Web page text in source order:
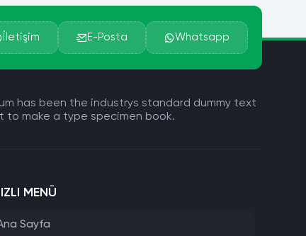
İletişim E-Posta Whatsapp
has been the industrys standard dummy text
to make a type specimen book.
MENÜ
Sayfa